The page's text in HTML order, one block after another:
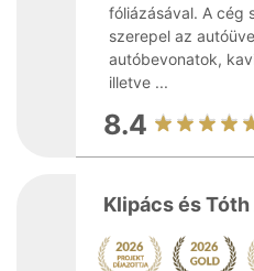
fóliázásával. A cég
szerepel az
autóbevonatok,
illetve ...
8.4
Klipács és